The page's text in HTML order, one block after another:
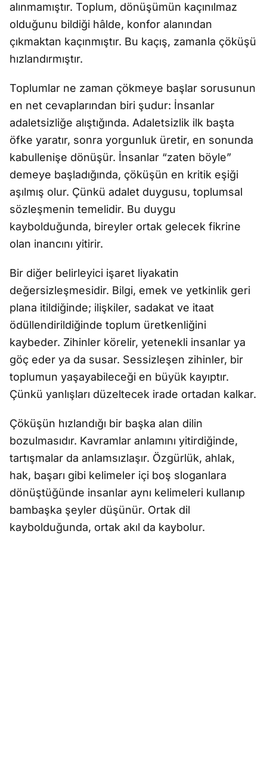
alınmamıştır. Toplum, dönüşümün kaçınılmaz
olduğunu bildiği hâlde, konfor alanından
çıkmaktan kaçınmıştır. Bu kaçış, zamanla çöküşü
hızlandırmıştır.
Toplumlar ne zaman çökmeye başlar sorusunun
en net cevaplarından biri şudur: İnsanlar
adaletsizliğe alıştığında. Adaletsizlik ilk başta
öfke yaratır, sonra yorgunluk üretir, en sonunda
kabullenişe dönüşür. İnsanlar “zaten böyle”
demeye başladığında, çöküşün en kritik eşiği
aşılmış olur. Çünkü adalet duygusu, toplumsal
sözleşmenin temelidir. Bu duygu
kaybolduğunda, bireyler ortak gelecek fikrine
olan inancını yitirir.
Bir diğer belirleyici işaret liyakatin
değersizleşmesidir. Bilgi, emek ve yetkinlik geri
plana itildiğinde; ilişkiler, sadakat ve itaat
ödüllendirildiğinde toplum üretkenliğini
kaybeder. Zihinler körelir, yetenekli insanlar ya
göç eder ya da susar. Sessizleşen zihinler, bir
toplumun yaşayabileceği en büyük kayıptır.
Çünkü yanlışları düzeltecek irade ortadan kalkar.
Çöküşün hızlandığı bir başka alan dilin
bozulmasıdır. Kavramlar anlamını yitirdiğinde,
tartışmalar da anlamsızlaşır. Özgürlük, ahlak,
hak, başarı gibi kelimeler içi boş sloganlara
dönüştüğünde insanlar aynı kelimeleri kullanıp
bambaşka şeyler düşünür. Ortak dil
kaybolduğunda, ortak akıl da kaybolur.